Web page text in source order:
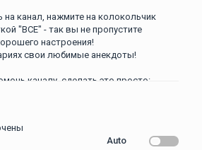
на канал, нажмите на колокольчик
"ВСЕ" - так вы не пропустите
настроения!
свои любимые анекдоты!
каналу, сделать это просто:
на канале.
поможет каналу в развитии.
Auto